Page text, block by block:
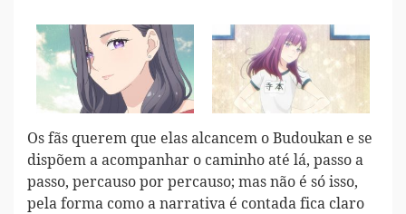
Os fãs querem que elas alcancem o Budoukan e se
dispõem a acompanhar o caminho até lá, passo a
passo, percauso por percauso; mas não é só isso,
pela forma como a narrativa é contada fica claro